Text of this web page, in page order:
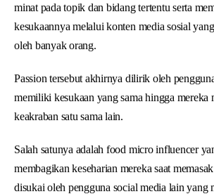
minat pada topik dan bidang tertentu serta
kesukaannya melalui konten media sosial
oleh banyak orang.
Passion tersebut akhirnya dilirik oleh
memiliki kesukaan yang sama hingga mereka
keakraban satu sama lain.
Salah satunya adalah food micro influencer
membagikan keseharian mereka saat
disukai oleh pengguna social media lain yang